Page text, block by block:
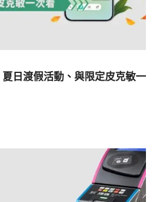
日渡假活動、與限定皮克敏一